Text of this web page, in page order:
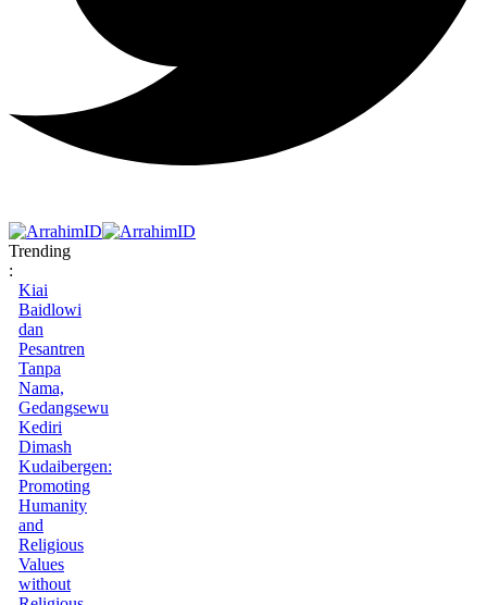
Trending
:
Kiai
Baidlowi
dan
Pesantren
Tanpa
Nama,
Gedangsewu
Kediri
Dimash
Kudaibergen:
Promoting
Humanity
and
Religious
Values
without